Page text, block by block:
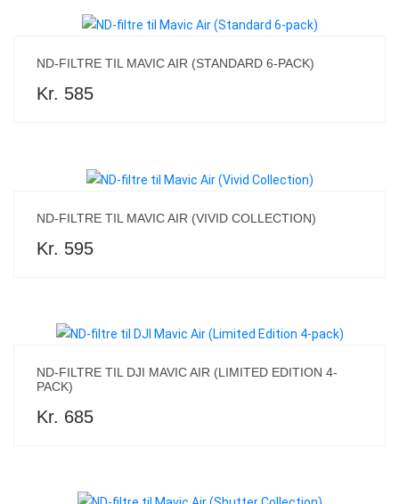
ND-FILTRE TIL MAVIC AIR (STANDARD 6-PACK)
Kr. 585
ND-FILTRE TIL MAVIC AIR (VIVID COLLECTION)
Kr. 595
ND-FILTRE TIL DJI MAVIC AIR (LIMITED EDITION 4-
PACK)
Kr. 685